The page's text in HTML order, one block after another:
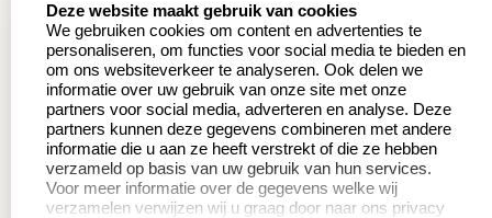
Wederverkoper
worden
Sale
Betaling & Verzending
Veel gestelde vragen
Retourneren
Herroepingsrecht
Productinformatie:
Deze website maakt gebruik van cookies
We gebruiken cookies om content en advertenties te
personaliseren, om functies voor social media te bieden en
om ons websiteverkeer te analyseren. Ook delen we
informatie over uw gebruik van onze site met onze
partners voor social media, adverteren en analyse. Deze
partners kunnen deze gegevens combineren met andere
informatie die u aan ze heeft verstrekt of die ze hebben
verzameld op basis van uw gebruik van hun services.
Voor meer informatie over de gegevens welke wij
verzamelen verwijzen wij u graag door naar ons privacy